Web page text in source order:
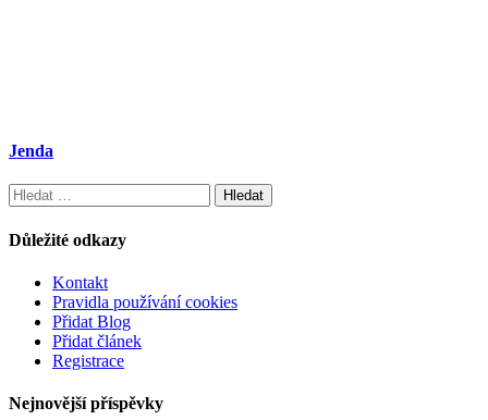
Jenda
Vyhledávání
Důležité odkazy
Kontakt
Pravidla používání cookies
Přidat Blog
Přidat článek
Registrace
Nejnovější příspěvky